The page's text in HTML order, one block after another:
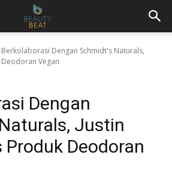
Berkolaborasi Dengan Schmidt's Naturals,
Vegan
Dengan
Justin
Produk Deodoran